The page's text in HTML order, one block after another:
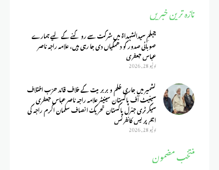
تازہ ترین خبریں
چہلمِ سیدالشہداءؑ میں شرکت سے روکنے کے لیے ہمارے
صوبائی صدور کو دھمکیاں دی جا رہی ہیں، علامہ راجہ ناصر
عباس جعفری
يوليو 28, 2026
کشمیر میں جاری ظلم و بربریت کے خلاف قائد حزب اختلاف
سینیٹ آف پاکستان سینیٹر علامہ راجہ ناصر عباس جعفری
سیکرٹری جنرل پاکستان تحریک انصاف سلمان اکرم راجہ کی
اہم پریس کانفرنس
يوليو 28, 2026
منتخب مضمون